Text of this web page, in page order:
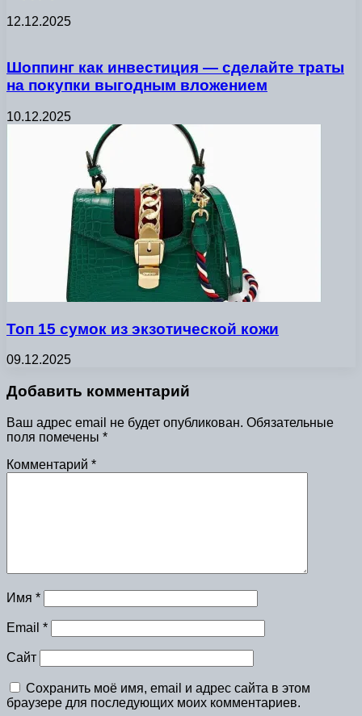
12.12.2025
Шоппинг как инвестиция — сделайте траты
на покупки выгодным вложением
10.12.2025
Топ 15 сумок из экзотической кожи
09.12.2025
Добавить комментарий
Ваш адрес email не будет опубликован. Обязательные
поля помечены *
Комментарий *
Имя *
Email *
Сайт
Сохранить моё имя, email и адрес сайта в этом
браузере для последующих моих комментариев.